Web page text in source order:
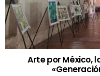
Arte por México,